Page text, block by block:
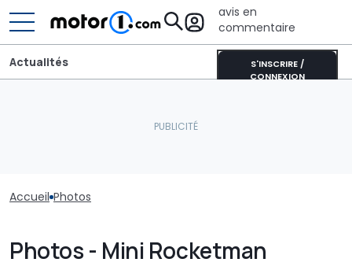
avis en
commentaire
S'INSCRIRE /
CONNEXION
Actualités
Accueil Photos
Photos - Mini Rocketman